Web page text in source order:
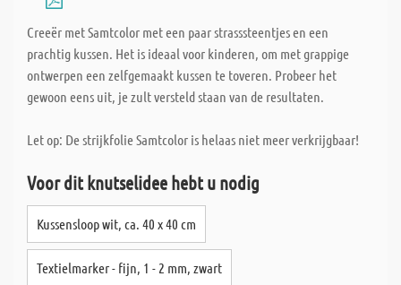
Creeër met Samtcolor met een paar strasssteentjes en een
prachtig kussen. Het is ideaal voor kinderen, om met grappige
ontwerpen een zelfgemaakt kussen te toveren. Probeer het
gewoon eens uit, je zult versteld staan van de resultaten.
Let op: De strijkfolie Samtcolor is helaas niet meer verkrijgbaar!
Voor dit knutselidee hebt u nodig
Kussensloop wit, ca. 40 x 40 cm
Textielmarker - fijn, 1 - 2 mm, zwart